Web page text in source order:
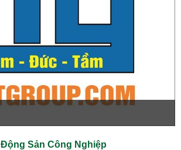
Sản Công Nghiệp